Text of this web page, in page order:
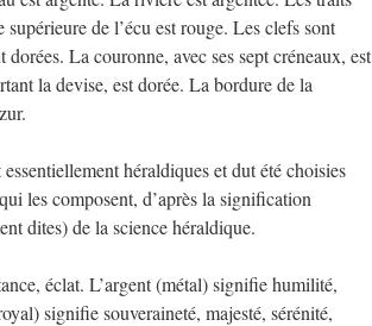
de l’écu est rouge. Les clefs sont
La couronne, avec ses sept créneaux, est
la devise, est dorée. La bordure de la
héraldiques et dut été choisies
les composent, d’après la signification
dites) de la science héraldique.
éclat. L’argent (métal) signifie humilité,
signifie souveraineté, majesté, sérénité,